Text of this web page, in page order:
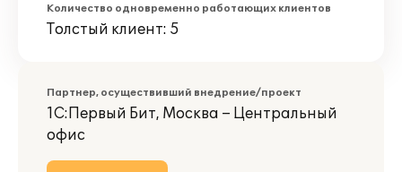
Количество одновременно работающих клиентов
Толстый клиент: 5
Партнер, осуществивший внедрение/проект
1С:Первый Бит, Москва – Центральный
офис